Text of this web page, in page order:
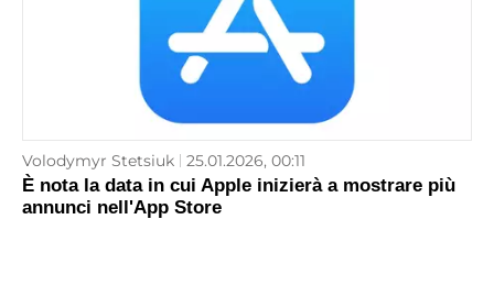
Volodymyr Stetsiuk 25.01.2026, 00:11
È nota la data in cui Apple inizierà a mostrare più
annunci nell'App Store